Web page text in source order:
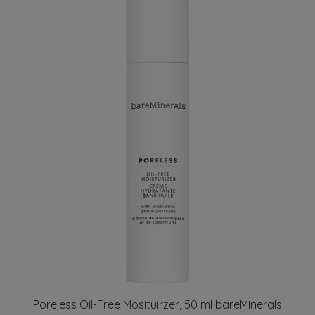
Poreless Oil-Free Mosituirzer, 50 ml bareMinerals